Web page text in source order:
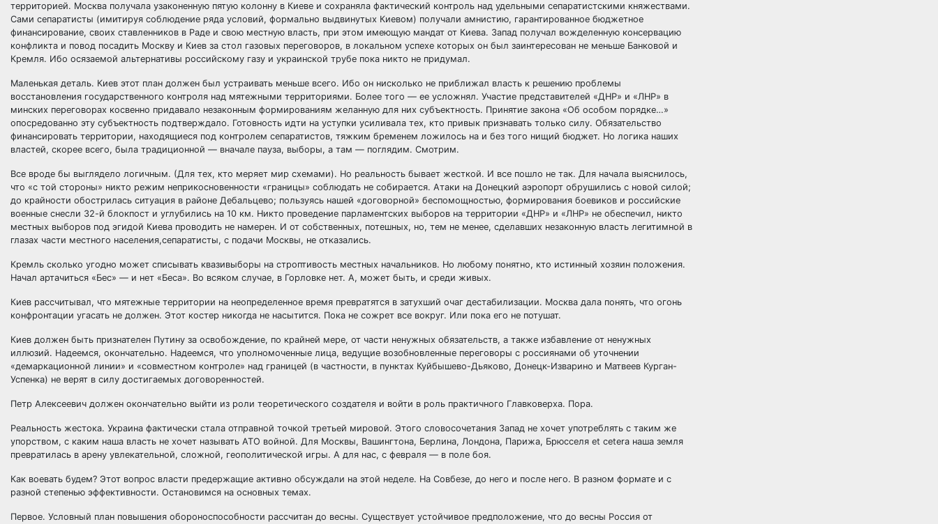
территорией. Москва получала узаконенную пятую колонну в Киеве и сохраняла фактический контроль над удельными сепаратистскими княжествами.
Сами сепаратисты (имитируя соблюдение ряда условий, формально выдвинутых Киевом) получали амнистию, гарантированное бюджетное
финансирование, своих ставленников в Раде и свою местную власть, при этом имеющую мандат от Киева. Запад получал вожделенную консервацию
конфликта и повод посадить Москву и Киев за стол газовых переговоров, в локальном успехе которых он был заинтересован не меньше Банковой и
Кремля. Ибо осязаемой альтернативы российскому газу и украинской трубе пока никто не придумал.
Маленькая деталь. Киев этот план должен был устраивать меньше всего. Ибо он нисколько не приближал власть к решению проблемы
восстановления государственного контроля над мятежными территориями. Более того — ее усложнял. Участие представителей «ДНР» и «ЛНР» в
минских переговорах косвенно придавало незаконным формированиям желанную для них субъектность. Принятие закона «Об особом порядке…»
опосредованно эту субъектность подтверждало. Готовность идти на уступки усиливала тех, кто привык признавать только силу. Обязательство
финансировать территории, находящиеся под контролем сепаратистов, тяжким бременем ложилось на и без того нищий бюджет. Но логика наших
властей, скорее всего, была традиционной — вначале пауза, выборы, а там — поглядим. Смотрим.
Все вроде бы выглядело логичным. (Для тех, кто меряет мир схемами). Но реальность бывает жесткой. И все пошло не так. Для начала выяснилось,
что «с той стороны» никто режим неприкосновенности «границы» соблюдать не собирается. Атаки на Донецкий аэропорт обрушились с новой силой;
до крайности обострилась ситуация в районе Дебальцево; пользуясь нашей «договорной» беспомощностью, формирования боевиков и российские
военные снесли 32-й блокпост и углубились на 10 км. Никто проведение парламентских выборов на территории «ДНР» и «ЛНР» не обеспечил, никто
местных выборов под эгидой Киева проводить не намерен. И от собственных, потешных, но, тем не менее, сделавших незаконную власть легитимной в
глазах части местного населения,сепаратисты, с подачи Москвы, не отказались.
Кремль сколько угодно может списывать квазивыборы на строптивость местных начальников. Но любому понятно, кто истинный хозяин положения.
Начал артачиться «Бес» — и нет «Беса». Во всяком случае, в Горловке нет. А, может быть, и среди живых.
Киев рассчитывал, что мятежные территории на неопределенное время превратятся в затухший очаг дестабилизации. Москва дала понять, что огонь
конфронтации угасать не должен. Этот костер никогда не насытится. Пока не сожрет все вокруг. Или пока его не потушат.
Киев должен быть признателен Путину за освобождение, по крайней мере, от части ненужных обязательств, а также избавление от ненужных
иллюзий. Надеемся, окончательно. Надеемся, что уполномоченные лица, ведущие возобновленные переговоры с россиянами об уточнении
«демаркационной линии» и «совместном контроле» над границей (в частности, в пунктах Куйбышево-Дьяково, Донецк-Изварино и Матвеев Курган-
Успенка) не верят в силу достигаемых договоренностей.
Петр Алексеевич должен окончательно выйти из роли теоретического создателя и войти в роль практичного Главковерха. Пора.
Реальность жестока. Украина фактически стала отправной точкой третьей мировой. Этого словосочетания Запад не хочет употреблять с таким же
упорством, с каким наша власть не хочет называть АТО войной. Для Москвы, Вашингтона, Берлина, Лондона, Парижа, Брюсселя et cetera наша земля
превратилась в арену увлекательной, сложной, геополитической игры. А для нас, с февраля — в поле боя.
Как воевать будем? Этот вопрос власти предержащие активно обсуждали на этой неделе. На Совбезе, до него и после него. В разном формате и с
разной степенью эффективности. Остановимся на основных темах.
Первое. Условный план повышения обороноспособности рассчитан до весны. Существует устойчивое предположение, что до весны Россия от